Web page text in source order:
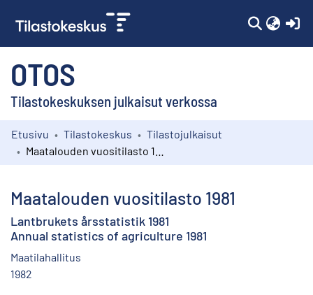
OTOS
Tilastokeskuksen julkaisut verkossa
Kokoelmat
Etusivu Tilastokeskus
Tilastojulkaisut
Maatalouden vuositilasto 1981
Lantbrukets årsstatistik 1981
Annual statistics of agriculture 1981
Maatilahallitus
1982